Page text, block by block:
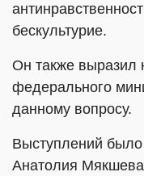
бескультурие.
Он также выразил
федерального
данному вопросу.
Выступлений
Анатолия